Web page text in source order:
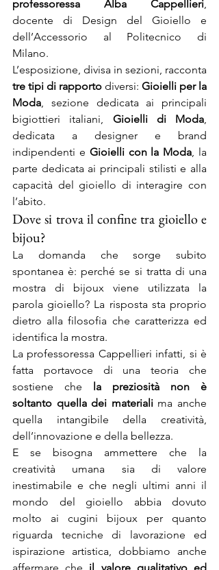
professoressa Alba Cappellieri,
docente di Design del Gioiello e
dell’Accessorio al Politecnico di
Milano.
tre tipi di rapporto diversi: Gioielli per la
Moda, sezione dedicata ai principali
bigiottieri italiani, Gioielli di Moda,
dedicata a designer e brand
indipendenti e Gioielli con la Moda, la
parte dedicata ai principali stilisti e alla
capacità del gioiello di interagire con
l’abito.
Dove si trova il confine tra gioiello e
bijou?
La domanda che sorge subito
spontanea è: perché se si tratta di una
mostra di bijoux viene utilizzata la
parola gioiello? La risposta sta proprio
dietro alla filosofia che caratterizza ed
identifica la mostra.
La professoressa Cappellieri infatti, si è
fatta portavoce di una teoria che
sostiene che la preziosità non è
soltanto quella dei materiali ma anche
quella intangibile della creatività,
dell’innovazione e della bellezza.
E se bisogna ammettere che la
creatività umana sia di valore
inestimabile e che negli ultimi anni il
mondo del gioiello abbia dovuto
molto ai cugini bijoux per quanto
riguarda tecniche di lavorazione ed
ispirazione artistica, dobbiamo anche